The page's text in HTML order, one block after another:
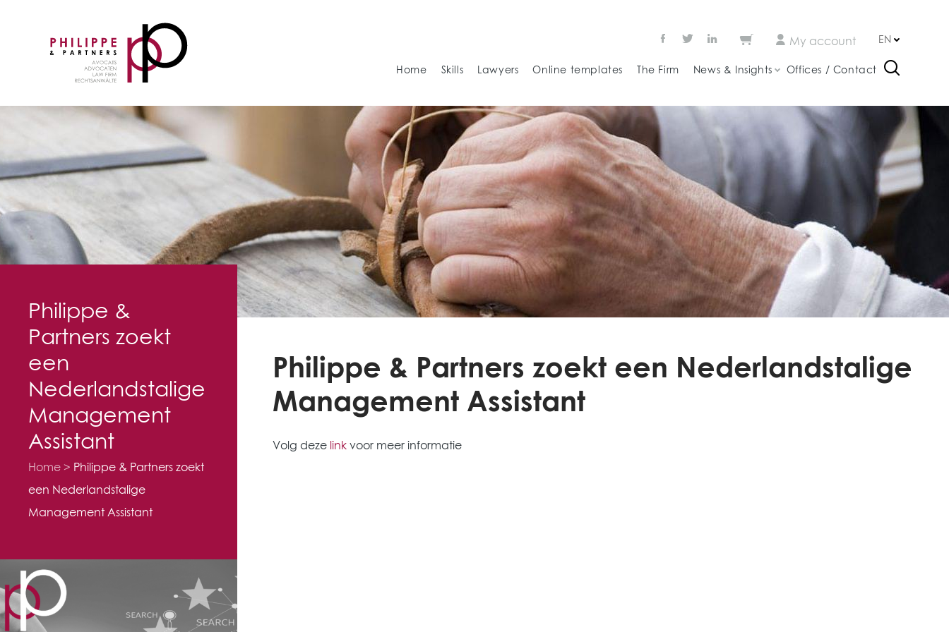
EN
My account
Home Skills Lawyers Online templates The Firm News & Insights Offices / Contact
Philippe &
Partners zoekt
een
Nederlandstalige
Management
Assistant
Home
Philippe & Partners zoekt
een Nederlandstalige
Management Assistant
Philippe & Partners zoekt een Nederlandstalige
Management Assistant
Volg deze link voor meer informatie